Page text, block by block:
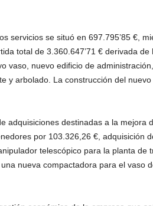
servicios se situó en 697.795’85 €,
total de 3.360.647’71 € derivada de
vaso, nuevo edificio de
y arbolado. La construcción del
adquisiciones destinadas a la mejora
por 103.326,26 €, adquisición
telescópico para la planta de
nueva compactadora para el vaso